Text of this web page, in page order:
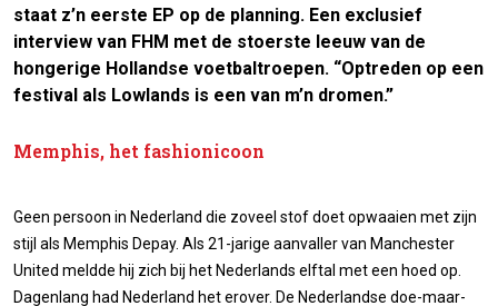
staat z’n eerste EP op de planning. Een exclusief
interview van FHM met de stoerste leeuw van de
hongerige Hollandse voetbaltroepen. “Optreden op een
festival als Lowlands is een van m’n dromen.”
Memphis, het fashionicoon
Geen persoon in Nederland die zoveel stof doet opwaaien met zijn
stijl als Memphis Depay. Als 21-jarige aanvaller van Manchester
United meldde hij zich bij het Nederlands elftal met een hoed op.
Dagenlang had Nederland het erover. De Nederlandse doe-maar-